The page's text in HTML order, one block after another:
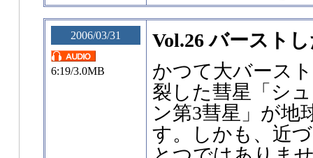
2006/03/31
6:19/3.0MB
Vol.26 バースト
かつて大バース
裂した彗星「シ
ン第3彗星」が地
す。しかも、近